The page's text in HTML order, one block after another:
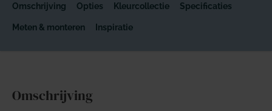
Omschrijving Opties Kleurcollectie Specificaties
Meten & monteren Inspiratie
Omschrijving